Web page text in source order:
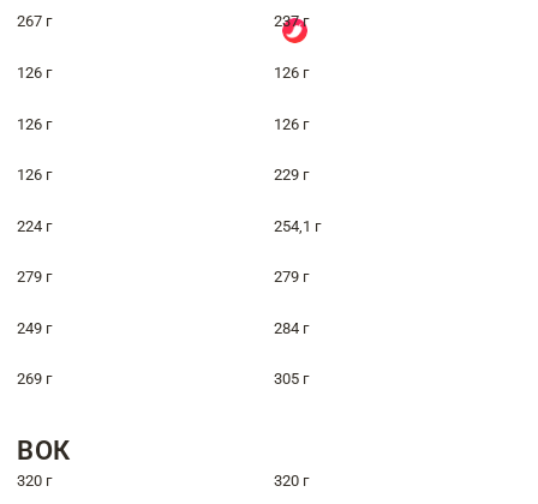
267 г 237 г
126 г 126 г
126 г 126 г
126 г 229 г
224 г 254,1 г
279 г 279 г
249 г 284 г
269 г 305 г
ВОК
320 г 320 г